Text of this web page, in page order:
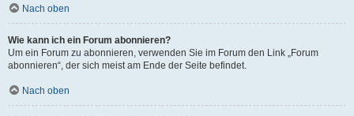
Nach oben
Wie kann ich ein Forum abonnieren?
Um ein Forum zu abonnieren, verwenden Sie im Forum den Link „Forum
abonnieren“, der sich meist am Ende der Seite befindet.
Nach oben